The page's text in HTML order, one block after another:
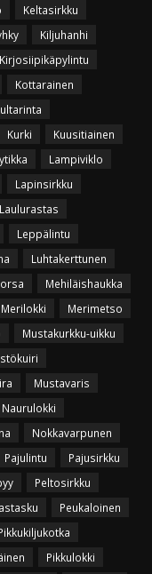
Keltasirkku
Kiljuhanhi
Kirjosiipikäpylintu
Kottarainen
Kurki
Kuusitiainen
Lampiviklo
Lapinsirkku
Laulurastas
Leppälintu
Luhtakerttunen
Mehiläishaukka
Merilokki
Merimetso
Mustakurkku-uikku
Mustavaris
Naurulokki
Nokkavarpunen
Pajulintu
Pajusirkku
Peltosirkku
Peukaloinen
Pikkulokki